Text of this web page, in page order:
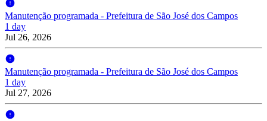
Manutenção programada - Prefeitura de São José dos Campos
1 day
Jul 26, 2026
Manutenção programada - Prefeitura de São José dos Campos
1 day
Jul 27, 2026